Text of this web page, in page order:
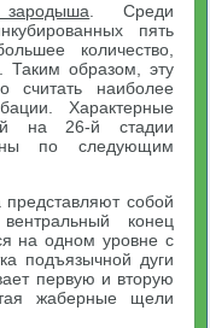
. Среди
пять
количество,
Таким образом, эту
считать наиболее
Характерные
на 26-й стадии
по следующим
представляют собой
конец
на одном уровне с
подъязычной дуги
первую и вторую
жаберные щели